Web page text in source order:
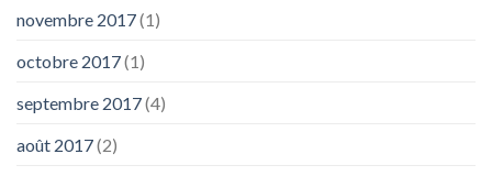
novembre 2017(1)
octobre 2017(1)
septembre 2017(4)
août 2017(2)